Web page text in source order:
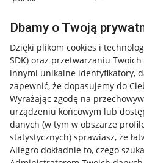
Dbamy o Twoją
Dzięki plikom cookies i
SDK) oraz przetwarzaniu Twoich
innymi unikalne identyfikatory,
zapewnić, że dopasujemy do
Wyrażając zgodę na
urządzeniu końcowym lub
danych (w tym w obszarze
statystycznych) sprawiasz, że
Allegro dokładnie to, czego